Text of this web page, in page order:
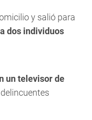
y salió para
a dos individuos
un televisor de